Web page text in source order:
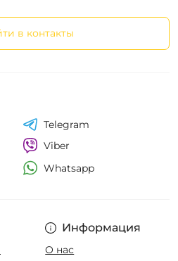
в контакты
Информация
О нас
Telegram
Viber
Whatsapp